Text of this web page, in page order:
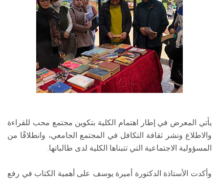
يأتي المعرض في إطار اهتمام الكلية بتكوين مجتمع محب للقراءة
والاطلاع ونشر ثقافة التكافل في المجتمع الجامعي، وانطلاقًا من
المسؤولية الاجتماعية التي تتبناها الكلية لدى طالباتها.
وأكدت الأستاذة الدكتورة أميرة يوسف على أهمية الكتاب في رفع